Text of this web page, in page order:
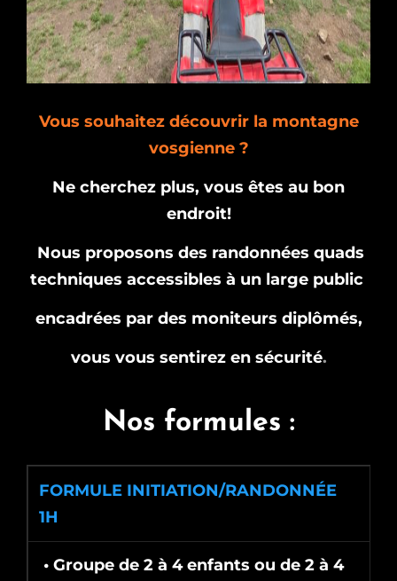
Vous souhaitez découvrir la montagne
vosgienne ?
Ne cherchez plus, vous êtes au bon
endroit!
Nous proposons des randonnées quads
techniques accessibles à un large public
encadrées par des moniteurs diplômés,
vous vous sentirez en sécurité.
Nos formules :
FORMULE INITIATION/RANDONNÉE
1H
• Groupe de 2 à 4 enfants ou de 2 à 4